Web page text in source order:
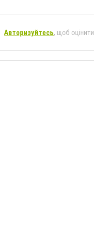
Авторизуйтесь, щоб оцінити